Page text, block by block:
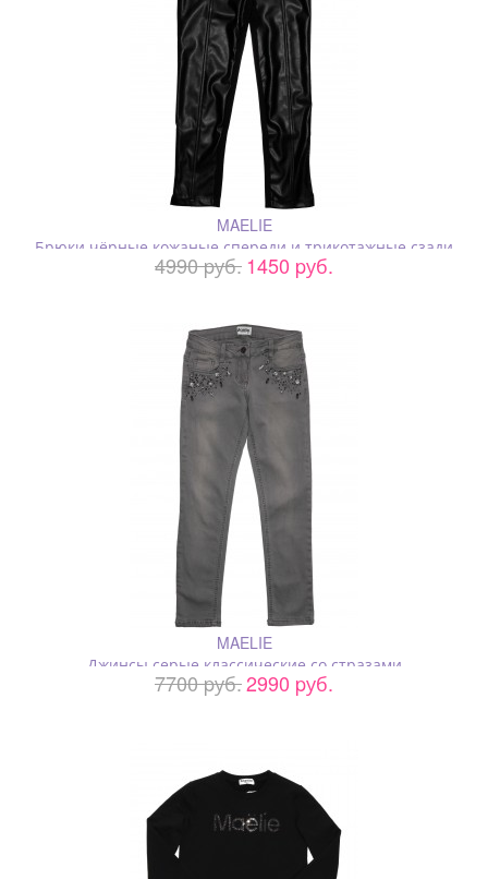
MAELIE
Брюки чёрные кожаные спереди и трикотажные сзади
4990 pуб.1450 pуб.
MAELIE
Джинсы серые классические со стразами
7700 pуб.2990 pуб.